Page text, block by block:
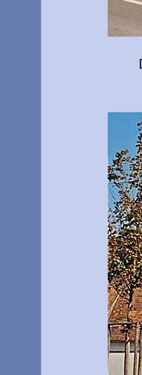
Der